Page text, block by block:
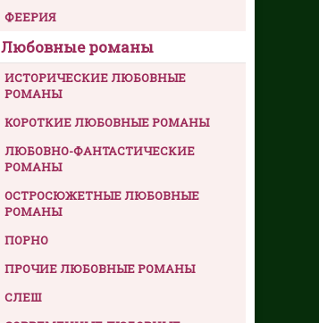
ФЕЕРИЯ
Любовные романы
ИСТОРИЧЕСКИЕ ЛЮБОВНЫЕ
РОМАНЫ
КОРОТКИЕ ЛЮБОВНЫЕ РОМАНЫ
ЛЮБОВНО-ФАНТАСТИЧЕСКИЕ
РОМАНЫ
ОСТРОСЮЖЕТНЫЕ ЛЮБОВНЫЕ
РОМАНЫ
ПОРНО
ПРОЧИЕ ЛЮБОВНЫЕ РОМАНЫ
СЛЕШ